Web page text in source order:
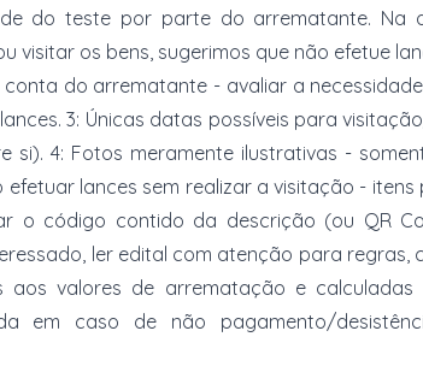
do teste por parte do arrematante. Na
visitar os bens, sugerimos que não efetue
do arrematante - avaliar a
3: Únicas datas possíveis para
si). 4: Fotos meramente ilustrativas -
lances sem realizar a visitação -
o código contido da descrição (ou QR
ler edital com atenção para regras,
aos valores de arrematação e
em caso de não pagamento/